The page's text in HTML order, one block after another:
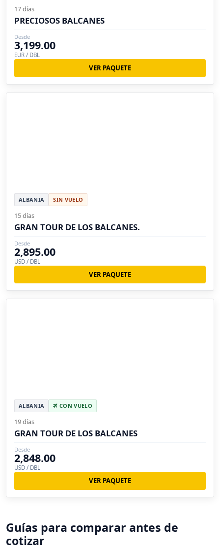
17 días
PRECIOSOS BALCANES
Desde
3,199.00
EUR / DBL
VER PAQUETE
ALBANIA SIN VUELO
15 días
GRAN TOUR DE LOS BALCANES.
Desde
2,895.00
USD / DBL
VER PAQUETE
ALBANIA CON VUELO
19 días
GRAN TOUR DE LOS BALCANES
Desde
2,848.00
USD / DBL
VER PAQUETE
Guías para comparar antes de
cotizar